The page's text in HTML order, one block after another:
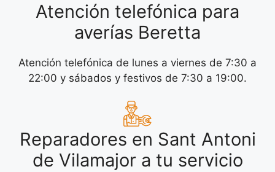
Atención telefónica para
averías Beretta
Atención telefónica de lunes a viernes de 7:30 a
22:00 y sábados y festivos de 7:30 a 19:00.
Reparadores en Sant Antoni
de Vilamajor a tu servicio